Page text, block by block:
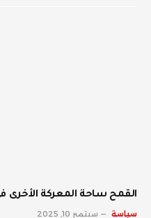
القمح ساحة المعركة الأخرى
سياسة سبتمبر 10, 2025